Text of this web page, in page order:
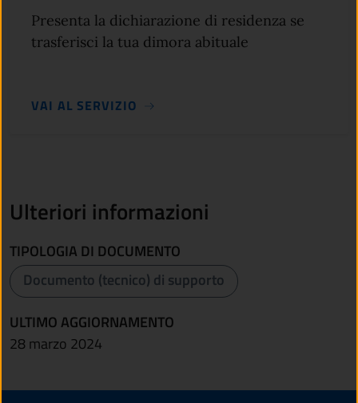
Presenta la dichiarazione di residenza se
trasferisci la tua dimora abituale
VAI AL SERVIZIO
Ulteriori informazioni
TIPOLOGIA DI DOCUMENTO
Documento (tecnico) di supporto
ULTIMO AGGIORNAMENTO
28 marzo 2024